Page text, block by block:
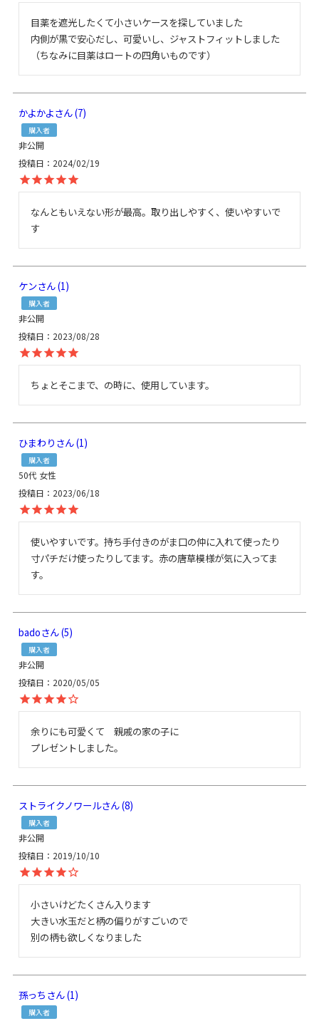
目薬を遮光したくて小さいケースを探していました
内側が黒で安心だし、可愛いし、ジャストフィットしました
（ちなみに目薬はロートの四角いものです）
かよかよ 7
購入者
非公開
投稿日
2024/02/19
なんともいえない形が最高。取り出しやすく、使いやすいで
す
ケン 1
購入者
非公開
投稿日
2023/08/28
ちょとそこまで、の時に、使用しています。
ひまわり 1
購入者
50代 女性
投稿日
2023/06/18
使いやすいです。持ち手付きのがま口の仲に入れて使ったり
寸パチだけ使ったりしてます。赤の唐草模様が気に入ってま
す。
bado 5
購入者
非公開
投稿日
2020/05/05
余りにも可愛くて　親戚の家の子に
プレゼントしました。
ストライクノワール 8
購入者
非公開
投稿日
2019/10/10
小さいけどたくさん入ります
大きい水玉だと柄の偏りがすごいので
別の柄も欲しくなりました
孫っち 1
購入者